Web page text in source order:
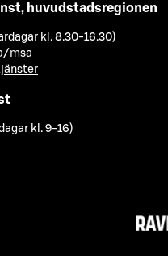
huvudstadsregionen
kl. 8.30-16.30)
msa
kl. 9-16)